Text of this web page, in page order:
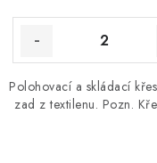
Polohovací a skládací
zad z textilenu. Pozn.